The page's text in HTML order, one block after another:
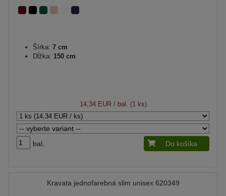
Šírka: 7 cm
Dĺžka: 150 cm
14,34 EUR/ bal. (1 ks)
bal. Do košíka
Kravata jednofarebná slim unisex 620349